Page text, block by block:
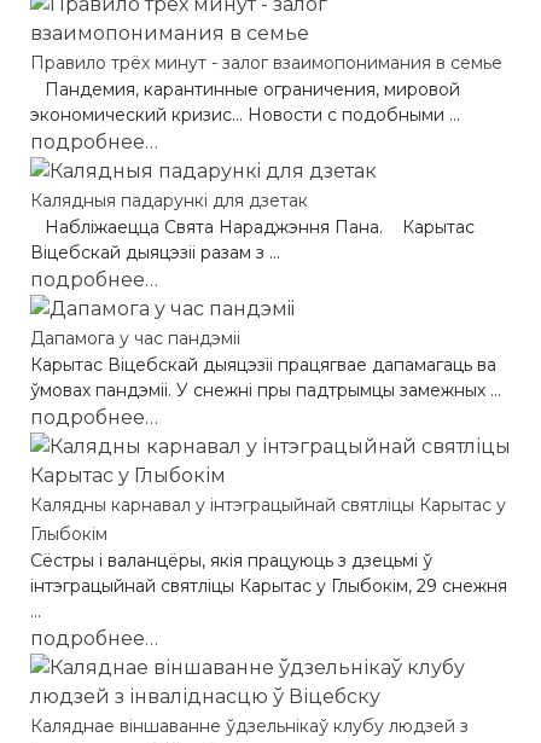
Правило трёх минут - залог взаимопонимания в семье
Пандемия, карантинные ограничения, мировой
экономический кризис… Новости с подобными ...
подробнее…
Калядныя падарункi для дзетак
Набліжаецца Свята Нараджэння Пана. Карытас
Віцебскай дыяцэзіі разам з ...
подробнее…
Дапамога у час пандэмii
Карытас Віцебскай дыяцэзіі працягвае дапамагаць ва
ўмовах пандэміі. У снежнi пры падтрымцы замежных ...
подробнее…
Калядны карнавал у інтэграцыйнай святліцы Карытас у
Глыбокім
Cёстры і валанцёры, якія працуюць з дзецьмі ў
інтэграцыйнай святліцы Карытас у Глыбокім, 29 снежня
...
подробнее…
Каляднае віншаванне ўдзельнікаў клубу людзей з